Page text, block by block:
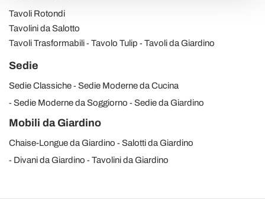
Tavoli Rotondi
Tavolini da Salotto
Tavoli Trasformabili
Tavolo Tulip Tavoli da Giardino
Sedie
Sedie Classiche
Sedie Moderne da Cucina
Sedie Moderne da Soggiorno
Sedie da Giardino
Mobili da Giardino
Chaise-Longue da Giardino
Salotti da Giardino
Divani da Giardino
Tavolini da Giardino